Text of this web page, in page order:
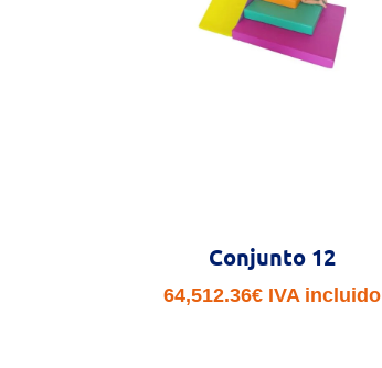
Conjunto 12
64,512.36€ IVA incluido